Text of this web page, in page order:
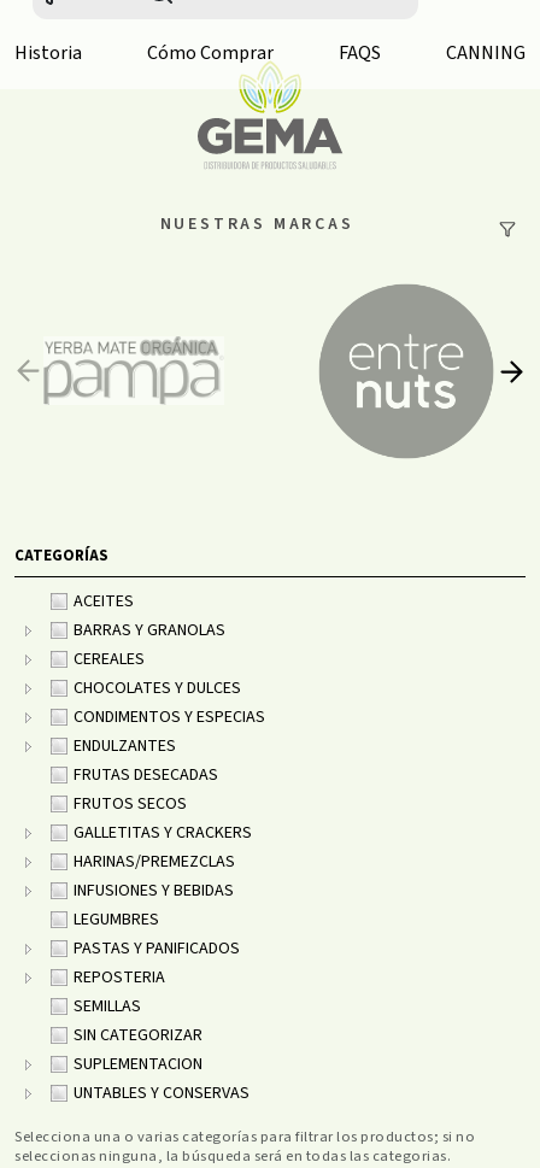
NUESTRAS MARCAS
CATEGORÍAS
ACEITES
BARRAS Y GRANOLAS
CEREALES
CHOCOLATES Y DULCES
CONDIMENTOS Y ESPECIAS
ENDULZANTES
FRUTAS DESECADAS
FRUTOS SECOS
GALLETITAS Y CRACKERS
HARINAS/PREMEZCLAS
INFUSIONES Y BEBIDAS
LEGUMBRES
PASTAS Y PANIFICADOS
REPOSTERIA
SEMILLAS
SIN CATEGORIZAR
SUPLEMENTACION
UNTABLES Y CONSERVAS
Selecciona una o varias categorías para filtrar los productos; si no
seleccionas ninguna, la búsqueda será en todas las categorias.
Historia Cómo Comprar FAQS CANNING